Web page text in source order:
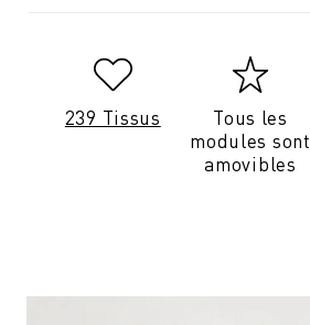
239 Tissus
Tous les
modules sont
amovibles